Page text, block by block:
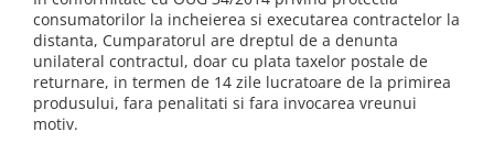
consumatorilor la incheierea si executarea contractelor la
distanta, Cumparatorul are dreptul de a denunta
unilateral contractul, doar cu plata taxelor postale de
returnare, in termen de 14 zile lucratoare de la primirea
produsului, fara penalitati si fara invocarea vreunui
motiv.